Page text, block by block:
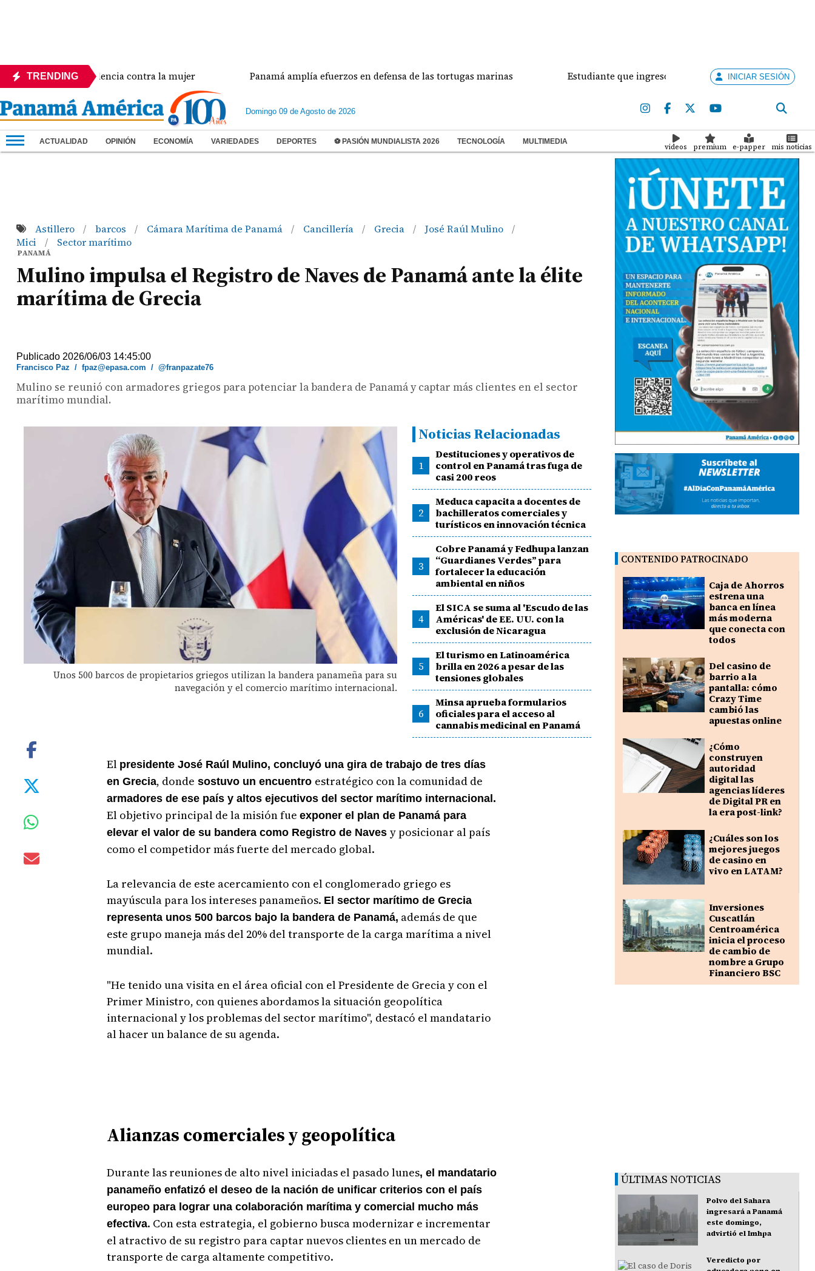
TRENDING
crisis de violencia contra la mujer Panamá amplía efuerzos en defensa de las tortugas marinas Estudiante que ingresó con un arma de fuego al 'Dolores
INICIAR SESIÓN
Domingo 09 de Agosto de 2026
ACTUALIDAD OPINIÓN ECONOMÍA VARIEDADES DEPORTES ⚽ PASIÓN MUNDIALISTA 2026 TECNOLOGÍA MULTIMEDIA
videos premium e-papper mis noticias
Astillero / barcos / Cámara Marítima de Panamá / Cancillería / Grecia / José Raúl Mulino /
Mici / Sector marítimo
PANAMÁ
Mulino impulsa el Registro de Naves de Panamá ante la élite
marítima de Grecia
Publicado 2026/06/03 14:45:00
Francisco Paz /fpaz@epasa.com /@franpazate76
Mulino se reunió con armadores griegos para potenciar la bandera de Panamá y captar más clientes en el sector
marítimo mundial.
Unos 500 barcos de propietarios griegos utilizan la bandera panameña para su
navegación y el comercio marítimo internacional.
Noticias Relacionadas
1
Destituciones y operativos de
control en Panamá tras fuga de
casi 200 reos
2
Meduca capacita a docentes de
bachilleratos comerciales y
turísticos en innovación técnica
3
Cobre Panamá y Fedhupa lanzan
“Guardianes Verdes” para
fortalecer la educación
ambiental en niños
4
El SICA se suma al 'Escudo de las
Américas' de EE. UU. con la
exclusión de Nicaragua
5
El turismo en Latinoamérica
brilla en 2026 a pesar de las
tensiones globales
6
Minsa aprueba formularios
oficiales para el acceso al
cannabis medicinal en Panamá
El presidente José Raúl Mulino, concluyó una gira de trabajo de tres días
en Grecia, donde sostuvo un encuentro estratégico con la comunidad de
armadores de ese país y altos ejecutivos del sector marítimo internacional.
El objetivo principal de la misión fue exponer el plan de Panamá para
elevar el valor de su bandera como Registro de Naves y posicionar al país
como el competidor más fuerte del mercado global.
La relevancia de este acercamiento con el conglomerado griego es
mayúscula para los intereses panameños. El sector marítimo de Grecia
representa unos 500 barcos bajo la bandera de Panamá, además de que
este grupo maneja más del 20% del transporte de la carga marítima a nivel
mundial.
"He tenido una visita en el área oficial con el Presidente de Grecia y con el
Primer Ministro, con quienes abordamos la situación geopolítica
internacional y los problemas del sector marítimo", destacó el mandatario
al hacer un balance de su agenda.
Alianzas comerciales y geopolítica
Durante las reuniones de alto nivel iniciadas el pasado lunes, el mandatario
panameño enfatizó el deseo de la nación de unificar criterios con el país
europeo para lograr una colaboración marítima y comercial mucho más
efectiva. Con esta estrategia, el gobierno busca modernizar e incrementar
el atractivo de su registro para captar nuevos clientes en un mercado de
transporte de carga altamente competitivo.
CONTENIDO PATROCINADO
Caja de Ahorros
estrena una
banca en línea
más moderna
que conecta con
todos
Del casino de
barrio a la
pantalla: cómo
Crazy Time
cambió las
apuestas online
¿Cómo
construyen
autoridad
digital las
agencias líderes
de Digital PR en
la era post-link?
¿Cuáles son los
mejores juegos
de casino en
vivo en LATAM?
Inversiones
Cuscatlán
Centroamérica
inicia el proceso
de cambio de
nombre a Grupo
Financiero BSC
ÚLTIMAS NOTICIAS
Polvo del Sahara
ingresará a Panamá
este domingo,
advirtió el Imhpa
Veredicto por